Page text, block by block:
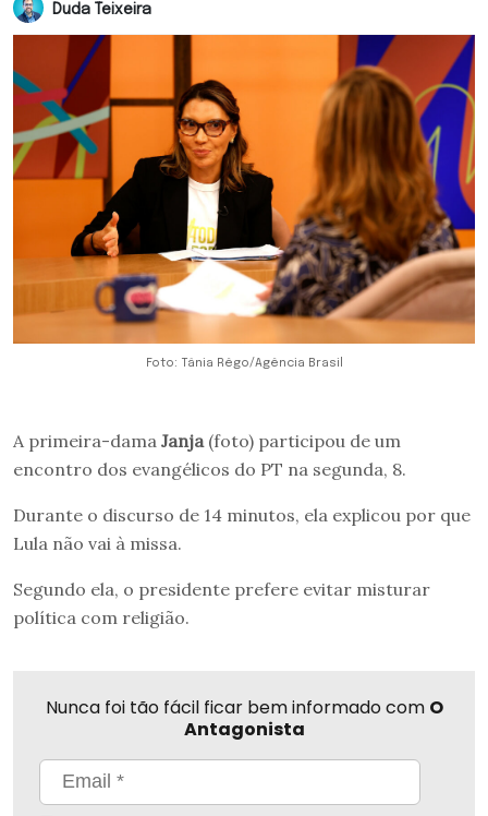
Duda Teixeira
Foto: Tânia Rêgo/Agência Brasil
A primeira-dama Janja (foto) participou de um
encontro dos evangélicos do PT na segunda, 8.
Durante o discurso de 14 minutos, ela explicou por que
Lula não vai à missa.
Segundo ela, o presidente prefere evitar misturar
política com religião.
Nunca foi tão fácil ficar bem informado com O
Antagonista